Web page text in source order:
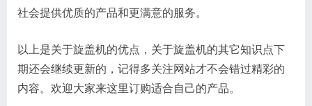
社会提供优质的产品和更满意的服务。
以上是关于旋盖机的优点，关于旋盖机的其它知识点下
期还会继续更新的，记得多关注网站才不会错过精彩的
内容。欢迎大家来这里订购适合自己的产品。